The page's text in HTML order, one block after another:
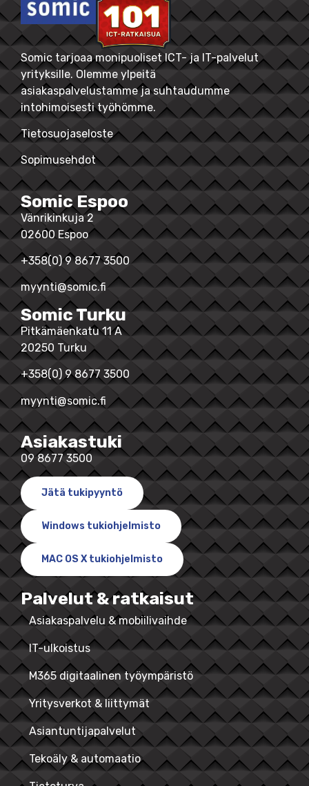
Somic tarjoaa monipuoliset ICT- ja IT-palvelut
yrityksille. Olemme ylpeitä
asiakaspalvelustamme ja suhtaudumme
intohimoisesti työhömme.
Tietosuojaseloste
Sopimusehdot
Somic Espoo
Vänrikinkuja 2
02600 Espoo
+358(0) 9 8677 3500
myynti@somic.fi
Somic Turku
Pitkämäenkatu 11 A
20250 Turku
+358(0) 9 8677 3500
myynti@somic.fi
Asiakastuki
09 8677 3500
Jätä tukipyyntö
Windows tukiohjelmisto
MAC OS X tukiohjelmisto
Palvelut & ratkaisut
Asiakaspalvelu & mobiilivaihde
IT-ulkoistus
M365 digitaalinen työympäristö
Yritysverkot & liittymät
Asiantuntijapalvelut
Tekoäly & automaatio